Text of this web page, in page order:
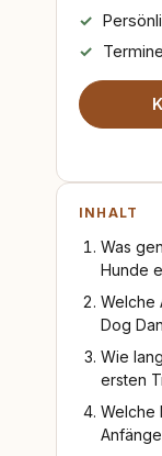
INHALT
Was
Hunde
Welche
Dog
Wie
ersten
Welche